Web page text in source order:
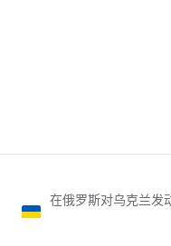
在俄罗斯对乌克兰发